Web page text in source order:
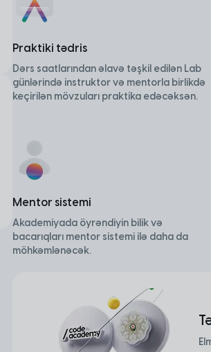
Praktiki tədris
Dərs saatlarından əlavə təşkil edilən Lab
günlərində instruktor və mentorla birlikdə
keçirilən mövzuları praktika edəcəksən.
Mentor sistemi
Akademiyada öyrəndiyin bilik və
bacarıqları mentor sistemi ilə daha da
möhkəmlənəcək.